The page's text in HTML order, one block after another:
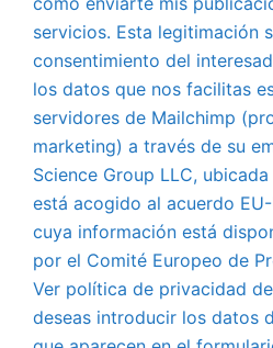
servicios. Esta legitimación
consentimiento del
los datos que nos facilitas
servidores de Mailchimp
marketing) a través de su
Science Group LLC,
está acogido al acuerdo
cuya información está
por el Comité Europeo de
Ver política de privacidad
deseas introducir los datos